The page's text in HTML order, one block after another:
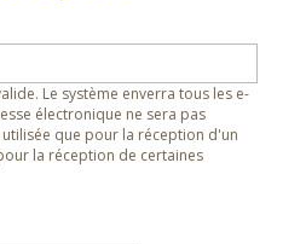
Le système enverra tous les e-
électronique ne sera pas
que pour la réception d'un
la réception de certaines